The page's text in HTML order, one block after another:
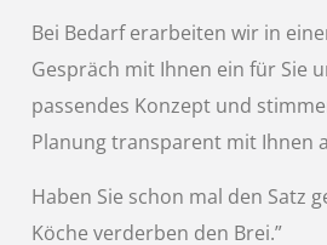
Bei Bedarf erarbeiten wir in
Gespräch mit Ihnen ein für Sie
passendes Konzept und
Planung transparent mit Ihnen
Haben Sie schon mal den Satz
Köche verderben den Brei.”